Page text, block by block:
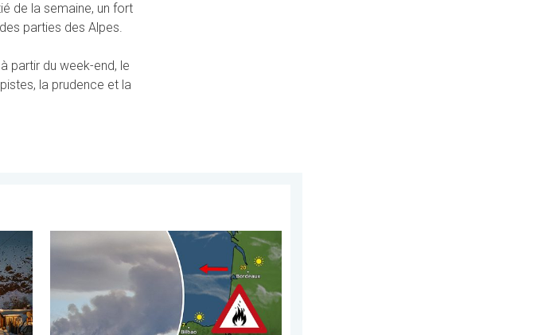
de la semaine, un fort
parties des Alpes.
partir du week-end, le
la prudence et la
2026
Neige dans les Andes. . . mardi 28 juillet 2026
Les feux de forêt sont incontrôlables. L'Espagne et la France. . . vendredi 24 juillet 2026